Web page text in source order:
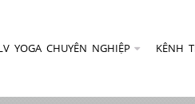
YOGA CHUYÊN NGHIỆP KÊNH